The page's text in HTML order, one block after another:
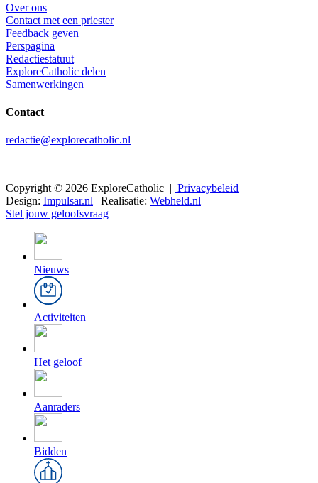
Over ons
Contact met een priester
Feedback geven
Perspagina
Redactiestatuut
ExploreCatholic delen
Samenwerkingen
Contact
redactie@explorecatholic.nl
Copyright © 2026 ExploreCatholic | Privacybeleid
Design: Impulsar.nl | Realisatie: Webheld.nl
Stel jouw geloofsvraag
Nieuws
Activiteiten
Het geloof
Aanraders
Bidden